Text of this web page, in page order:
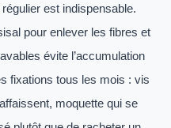
régulier est indispensable.
pour enlever les fibres et
évite l’accumulation
fixations tous les mois : vis
moquette qui se